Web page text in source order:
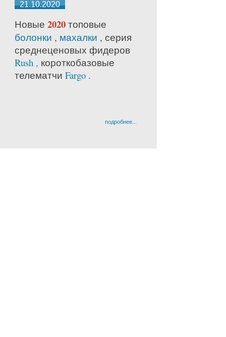
21.10.2020
Новые 2020 топовые
болонки , махалки , серия
среднеценовых фидеров
Rush , короткобазовые
телематчи Fargo .
подробнее...